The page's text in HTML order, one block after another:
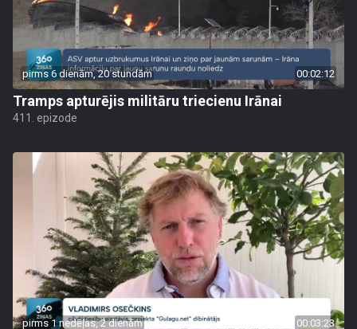
pirms 6 dienām, 20 stundām 00:02:12
Tramps apturējis militāru triecienu Irānai
411. epizode
pirms 1 nedēļas, 2 dienām 00:03:23